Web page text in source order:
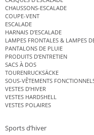
CHAUSSONS-ESCALADE
COUPE-VENT
ESCALADE
HARNAIS D’ESCALADE
LAMPES FRONTALES & LAMPES
PANTALONS DE PLUIE
PRODUITS D’ENTRETIEN
SACS À DOS
TOURENRUCKSÄCKE
SOUS-VÊTEMENTS
VESTES D’HIVER
VESTES HARDSHELL
VESTES POLAIRES
Sports d’hiver